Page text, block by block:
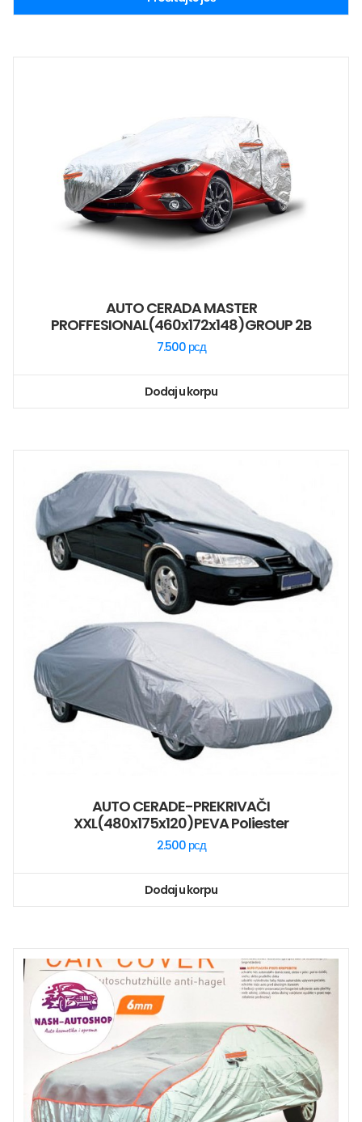
AUTO CERADA MASTER
PROFFESIONAL(460x172x148)GROUP 2B
7.500 рсд
Dodaj u korpu
AUTO CERADE-PREKRIVAČI
XXL(480x175x120)PEVA Poliester
2.500 рсд
Dodaj u korpu